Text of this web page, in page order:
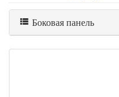
Боковая панель